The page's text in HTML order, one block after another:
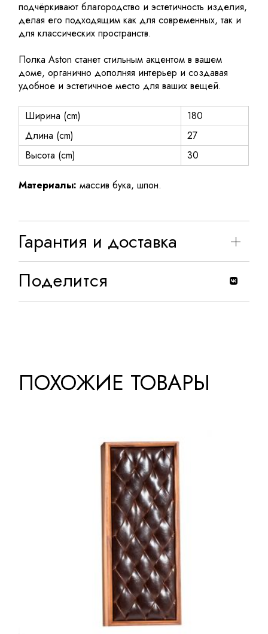
подчёркивают благородство и эстетичность изделия,
делая его подходящим как для современных, так и
для классических пространств.
Полка Aston станет стильным акцентом в вашем
доме, органично дополняя интерьер и создавая
удобное и эстетичное место для ваших вещей.
Ширина (cm)
180
Длина (cm)
27
Высота (cm)
30
Материалы: массив бука, шпон.
Гарантия и доставка
Поделится
ПОХОЖИЕ ТОВАРЫ